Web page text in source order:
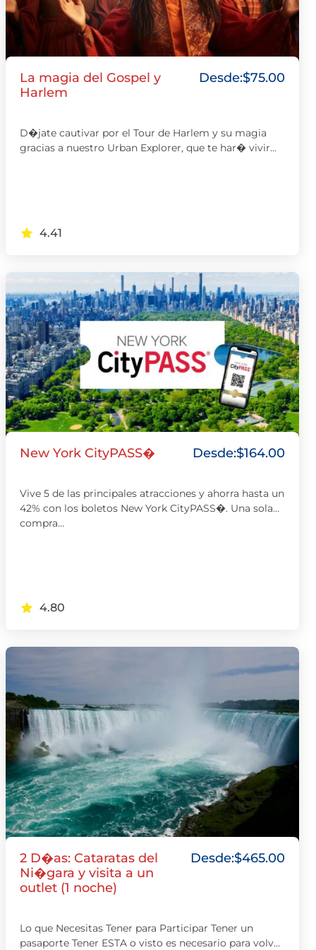
La magia del Gospel y
Harlem
Desde:$75.00
D�jate cautivar por el Tour de Harlem y su magia
gracias a nuestro Urban Explorer, que te har� vivir…
4.41
New York CityPASS� Desde:$164.00
Vive 5 de las principales atracciones y ahorra hasta un
42% con los boletos New York CityPASS�. Una sola
compra…
4.80
2 D�as: Cataratas del
Ni�gara y visita a un
outlet (1 noche)
Desde:$465.00
Lo que Necesitas Tener para Participar Tener un
pasaporte Tener ESTA o visto es necesario para volver